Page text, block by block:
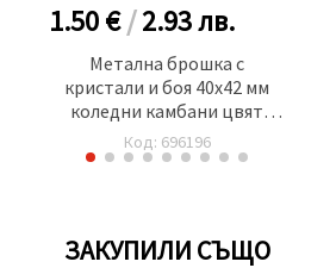
1.50 €/2.93лв.
Метална брошка с
кристали и боя 40x42 мм
коледни камбани цвят
сребро
Код: 696196
ЗАКУПИЛИ СЪЩО